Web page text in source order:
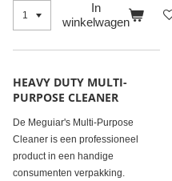
In
winkelwagen
HEAVY DUTY MULTI-
PURPOSE CLEANER
De Meguiar's Multi-Purpose
Cleaner is een professioneel
product in een handige
consumenten verpakking.